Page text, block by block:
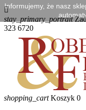

stay_primary_portrait
323 6720
shopping_cart Koszyk 0
Informujemy, że nasz